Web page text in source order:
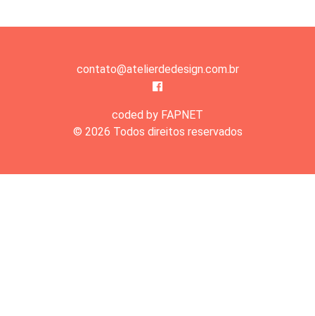
contato@atelierdedesign.com.br
coded by FAPNET
© 2026 Todos direitos reservados